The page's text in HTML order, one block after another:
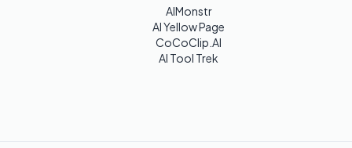
AIMonstr
AI Yellow Page
CoCoClip.AI
AI Tool Trek